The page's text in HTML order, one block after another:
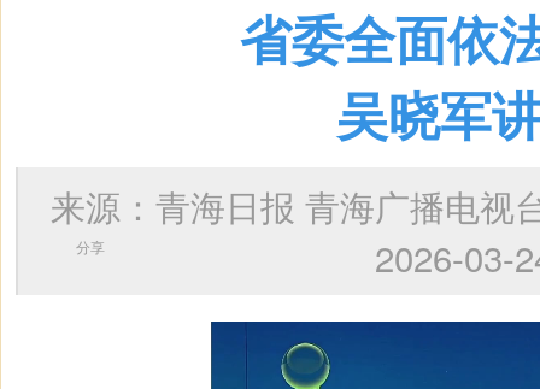
省委全面依
吴晓军
来源：青海日报 青海广播电
2026-
分享